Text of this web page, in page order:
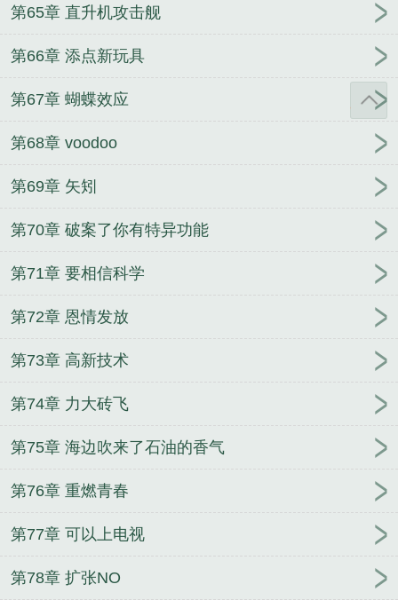
第65章 直升机攻击舰
第66章 添点新玩具
第67章 蝴蝶效应
第68章 voodoo
第69章 矢矧
第70章 破案了你有特异功能
第71章 要相信科学
第72章 恩情发放
第73章 高新技术
第74章 力大砖飞
第75章 海边吹来了石油的香气
第76章 重燃青春
第77章 可以上电视
第78章 扩张NO